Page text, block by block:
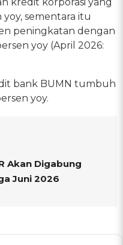
sementara itu
peningkatan dengan
yoy (April 2026:
bank BUMN tumbuh
yoy.
Akan Digabung
Juni 2026